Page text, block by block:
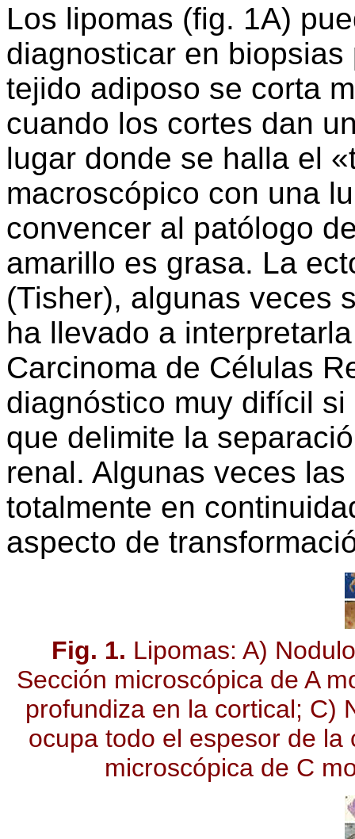
Los lipomas (fig. 1A)
diagnosticar en
tejido adiposo se corta
cuando los cortes dan
lugar donde se halla el
macroscópico con una
convencer al patólogo
amarillo es grasa. La
(Tisher), algunas veces
ha llevado a
Carcinoma de Células
diagnóstico muy difícil
que delimite la
renal. Algunas veces
totalmente en
aspecto de
Fig. 1. Lipomas: A)
Sección microscópica de A
profundiza en la cortical; C)
ocupa todo el espesor de
microscópica de C